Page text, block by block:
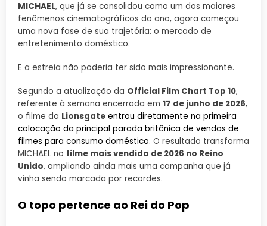
MICHAEL, que já se consolidou como um dos maiores
fenômenos cinematográficos do ano, agora começou
uma nova fase de sua trajetória: o mercado de
entretenimento doméstico.
E a estreia não poderia ter sido mais impressionante.
Segundo a atualização da Official Film Chart Top 10,
referente à semana encerrada em 17 de junho de 2026,
o filme da Lionsgate entrou diretamente na primeira
colocação da principal parada britânica de vendas de
filmes para consumo doméstico. O resultado transforma
MICHAEL no filme mais vendido de 2026 no Reino
Unido, ampliando ainda mais uma campanha que já
vinha sendo marcada por recordes.
O topo pertence ao Rei do Pop